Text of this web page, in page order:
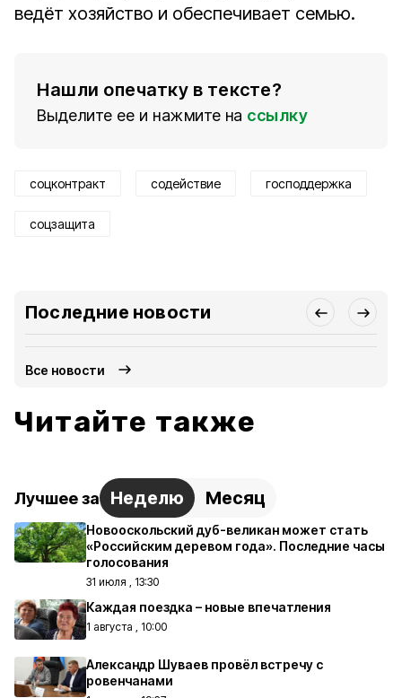
ведёт хозяйство и обеспечивает семью.
Нашли опечатку в тексте?
Выделите ее и нажмите на ссылку
соцконтракт содействие господдержка
соцзащита
Последние новости
Все новости
Читайте также
Лучшее за Неделю Месяц
Новооскольский дуб-великан может стать
«Российским деревом года». Последние часы
голосования
31 июля , 13:30
Каждая поездка – новые впечатления
1 августа , 10:00
Александр Шуваев провёл встречу с
ровенчанами